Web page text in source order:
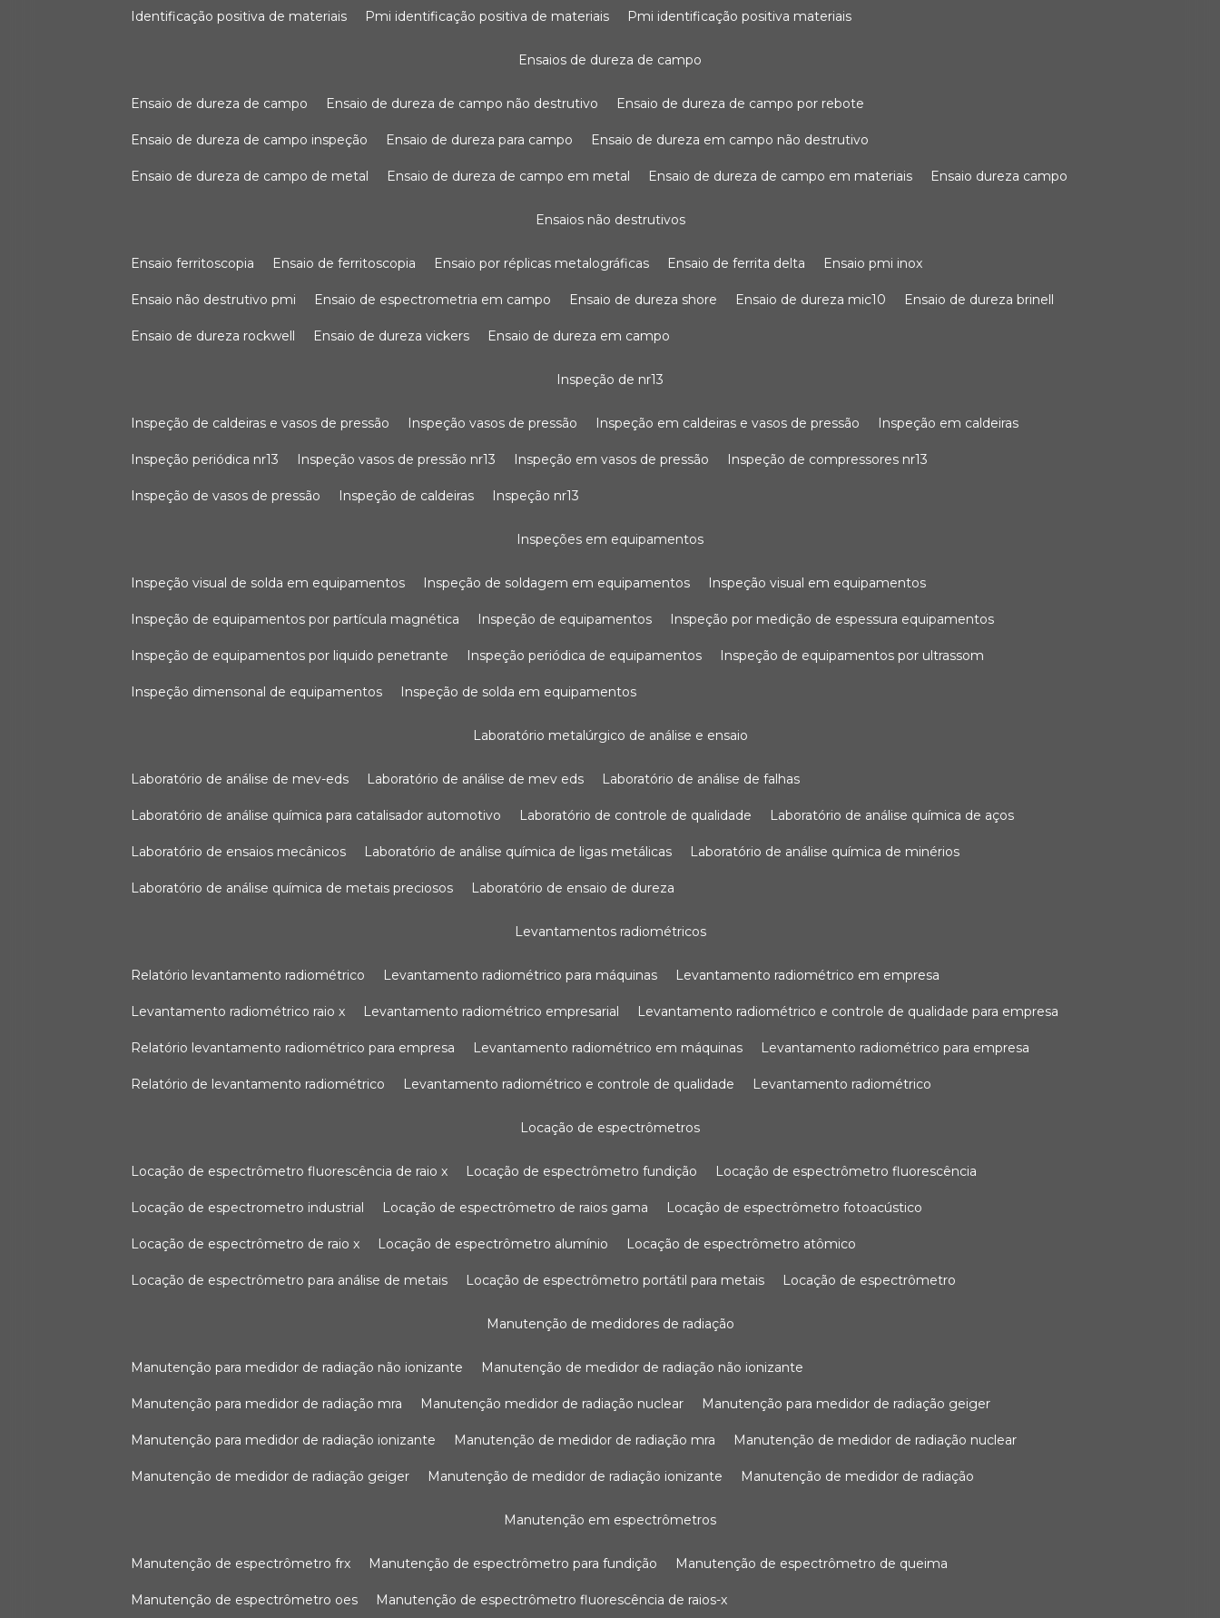
identificação positiva de materiais pmi identificação positiva de materiais pmi identificação positiva materiais
ensaios de dureza de campo
ensaio de dureza de campo ensaio de dureza de campo não destrutivo ensaio de dureza de campo por rebote
ensaio de dureza de campo inspeção ensaio de dureza para campo ensaio de dureza em campo não destrutivo
ensaio de dureza de campo de metal ensaio de dureza de campo em metal ensaio de dureza de campo em materiais ensaio dureza campo
ensaios não destrutivos
ensaio ferritoscopia ensaio de ferritoscopia ensaio por réplicas metalográficas ensaio de ferrita delta ensaio pmi inox
ensaio não destrutivo pmi ensaio de espectrometria em campo ensaio de dureza shore ensaio de dureza mic10 ensaio de dureza brinell
ensaio de dureza rockwell ensaio de dureza vickers ensaio de dureza em campo
inspeção de nr13
inspeção de caldeiras e vasos de pressão inspeção vasos de pressão inspeção em caldeiras e vasos de pressão inspeção em caldeiras
inspeção periódica nr13 inspeção vasos de pressão nr13 inspeção em vasos de pressão inspeção de compressores nr13
inspeção de vasos de pressão inspeção de caldeiras inspeção nr13
inspeções em equipamentos
inspeção visual de solda em equipamentos inspeção de soldagem em equipamentos inspeção visual em equipamentos
inspeção de equipamentos por partícula magnética inspeção de equipamentos inspeção por medição de espessura equipamentos
inspeção de equipamentos por liquido penetrante inspeção periódica de equipamentos inspeção de equipamentos por ultrassom
inspeção dimensonal de equipamentos inspeção de solda em equipamentos
laboratório metalúrgico de análise e ensaio
laboratório de análise de mev-eds laboratório de análise de mev eds laboratório de análise de falhas
laboratório de análise química para catalisador automotivo laboratório de controle de qualidade laboratório de análise química de aços
laboratório de ensaios mecânicos laboratório de análise química de ligas metálicas laboratório de análise química de minérios
laboratório de análise química de metais preciosos laboratório de ensaio de dureza
levantamentos radiométricos
relatório levantamento radiométrico levantamento radiométrico para máquinas levantamento radiométrico em empresa
levantamento radiométrico raio x levantamento radiométrico empresarial levantamento radiométrico e controle de qualidade para empresa
relatório levantamento radiométrico para empresa levantamento radiométrico em máquinas levantamento radiométrico para empresa
relatório de levantamento radiométrico levantamento radiométrico e controle de qualidade levantamento radiométrico
locação de espectrômetros
locação de espectrômetro fluorescência de raio x locação de espectrômetro fundição locação de espectrômetro fluorescência
locação de espectrometro industrial locação de espectrômetro de raios gama locação de espectrômetro fotoacústico
locação de espectrômetro de raio x locação de espectrômetro alumínio locação de espectrômetro atômico
locação de espectrômetro para análise de metais locação de espectrômetro portátil para metais locação de espectrômetro
manutenção de medidores de radiação
manutenção para medidor de radiação não ionizante manutenção de medidor de radiação não ionizante
manutenção para medidor de radiação mra manutenção medidor de radiação nuclear manutenção para medidor de radiação geiger
manutenção para medidor de radiação ionizante manutenção de medidor de radiação mra manutenção de medidor de radiação nuclear
manutenção de medidor de radiação geiger manutenção de medidor de radiação ionizante manutenção de medidor de radiação
manutenção em espectrômetros
manutenção de espectrômetro frx manutenção de espectrômetro para fundição manutenção de espectrômetro de queima
manutenção de espectrômetro oes manutenção de espectrômetro fluorescência de raios-x